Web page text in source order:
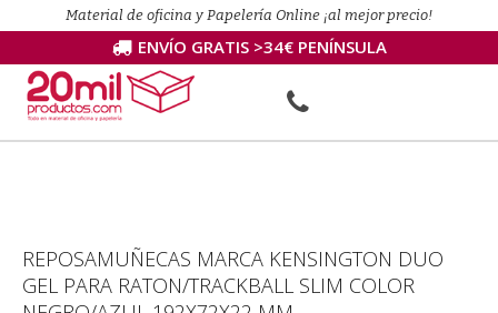
Material de oficina y Papelería Online ¡al mejor precio!
ENVÍO GRATIS >34€ PENÍNSULA
REPOSAMUÑECAS MARCA KENSINGTON DUO
GEL PARA RATON/TRACKBALL SLIM COLOR